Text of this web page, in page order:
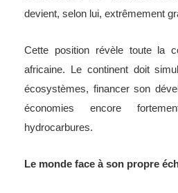
devient, selon lui, extrêmement
Cette position révèle toute la
africaine. Le continent doit
écosystèmes, financer son
économies encore
hydrocarbures.
Le monde face à son propre